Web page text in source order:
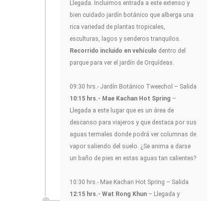
Llegada. Incluimos entrada a este extenso y
bien cuidado jardín botánico que alberga una
rica variedad de plantas tropicales,
esculturas, lagos y senderos tranquilos.
Recorrido incluido en vehículo dentro del
parque para ver el jardín de Orquídeas.
09:30 hrs.- Jardín Botánico Tweechol – Salida
10:15 hrs.- Mae Kachan Hot Spring –
Llegada a este lugar que es un área de
descanso para viajeros y que destaca por sus
aguas termales donde podrá ver columnas de
vapor saliendo del suelo. ¿Se anima a darse
un baño de pies en estas aguas tan calientes?
10:30 hrs.- Mae Kachan Hot Spring – Salida
12:15 hrs.- Wat Rong Khun – Llegada y